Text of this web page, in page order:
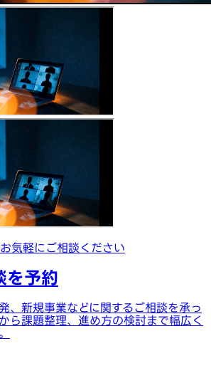
気軽にご相談ください
を予約
、新規事業などに関するご相談を承っ
ら課題整理、進め方の検討まで幅広く